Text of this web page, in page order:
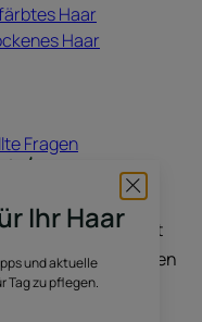
Ihr Haar
und aktuelle
Tag zu pflegen.
Haar
Haar
Fragen
uns Ihre
Ihr Haar wächst
Stimmungen
unterhalten uns,